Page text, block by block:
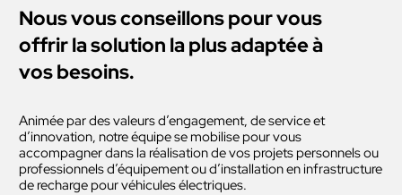
Nous vous conseillons pour vous
offrir la solution la plus adaptée à
vos besoins.
Animée par des valeurs d’engagement, de service et
d’innovation, notre équipe se mobilise pour vous
accompagner dans la réalisation de vos projets personnels ou
professionnels d’équipement ou d’installation en infrastructure
de recharge pour véhicules électriques.